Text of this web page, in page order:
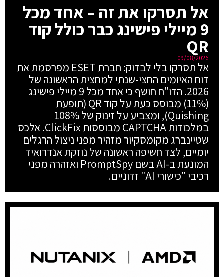
אל תסרקו את זה – אחד מכל
9 מיילי פישינג כבר כולל קוד
QR
09/08/2026
אל תסרקו בלי לבדוק: חברת ESET מפרסמת את
דוח האיומים החצי-שנתי למחצית הראשונה של
2026. הדו"ח חושף כי אחד מכל 9 מיילי פישינג
(11%) מבוסס כעת על קוד QR (תופעת
Quishing), ומצביע על זינוק של 108%
במלכודות CAPTCHA מבוססות ClickFix. אלכס
שטיינברג מקומסקיור מזהיר מפני ניצול הרגלים
יומיים, לצד חשיפה ראשונה של נוזקת אנדרואיד
המונעת ב-AI בשם PromptSpy ואזהרה מפני
רכיבי "כישורי AI" זדוניים.